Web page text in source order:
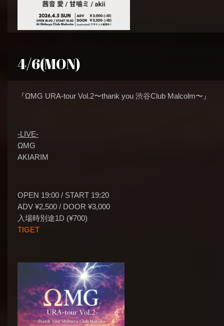
4/6(MON)
『ΩMG URA-tour Vol.2〜thank you 渋谷Club Malcolm〜』
-LIVE-
ΩMG
AKIARIM
OPEN 19:00 / START 19:20
ADV ¥2,500 / DOOR ¥3,000
入場時別途1D (¥700)
TIGET